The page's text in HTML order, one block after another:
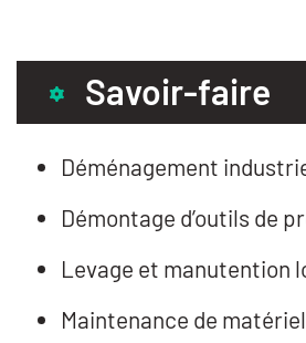
Savoir-faire
Déménagement
Démontage d’outils de
Levage et manutention
Maintenance de